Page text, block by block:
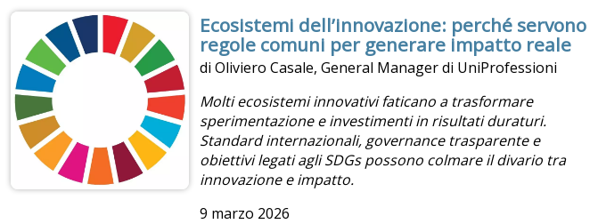
Ecosistemi dell’innovazione: perché servono
regole comuni per generare impatto reale
di Oliviero Casale, General Manager di UniProfessioni
Molti ecosistemi innovativi faticano a trasformare
sperimentazione e investimenti in risultati duraturi.
Standard internazionali, governance trasparente e
obiettivi legati agli SDGs possono colmare il divario tra
innovazione e impatto.
9 marzo 2026